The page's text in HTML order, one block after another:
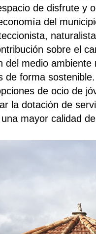
de disfrute y
del
sobre el
del medio
de forma sostenible.
de ocio de
la dotación de
mayor calidad